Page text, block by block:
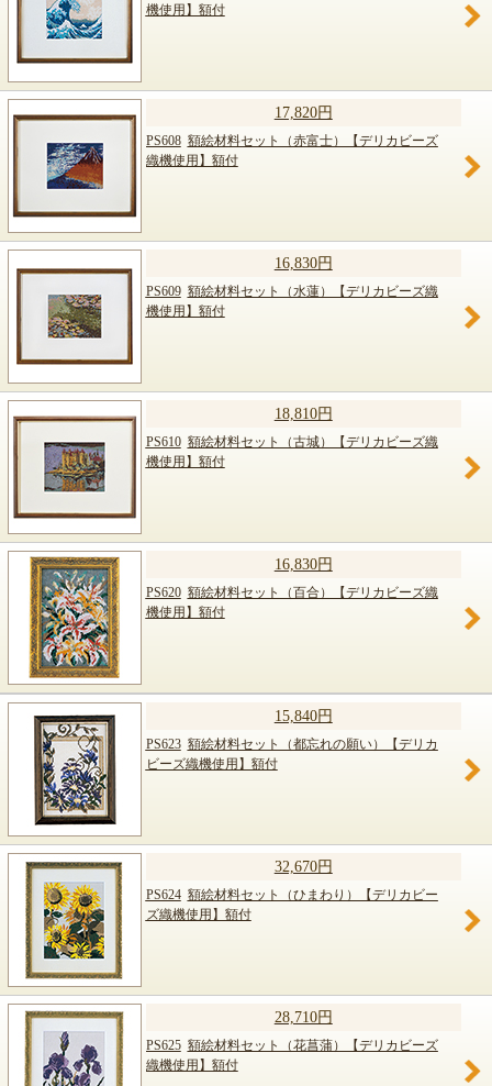
機使用】額付
17,820円
PS608 額絵材料セット（赤富士）【デリカビーズ
織機使用】額付
16,830円
PS609 額絵材料セット（水蓮）【デリカビーズ織
機使用】額付
18,810円
PS610 額絵材料セット（古城）【デリカビーズ織
機使用】額付
16,830円
PS620 額絵材料セット（百合）【デリカビーズ織
機使用】額付
15,840円
PS623 額絵材料セット（都忘れの願い）【デリカ
ビーズ織機使用】額付
32,670円
PS624 額絵材料セット（ひまわり）【デリカビー
ズ織機使用】額付
28,710円
PS625 額絵材料セット（花菖蒲）【デリカビーズ
織機使用】額付